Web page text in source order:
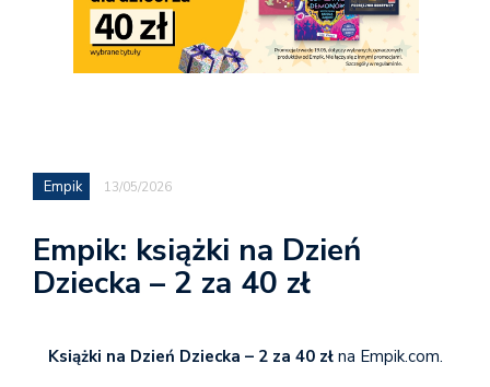
Empik 13/05/2026
Empik: książki na Dzień
Dziecka – 2 za 40 zł
Książki na Dzień Dziecka – 2 za 40 złna Empik.com.